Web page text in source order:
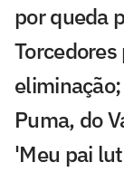
por queda
Puma, do
'Meu pai